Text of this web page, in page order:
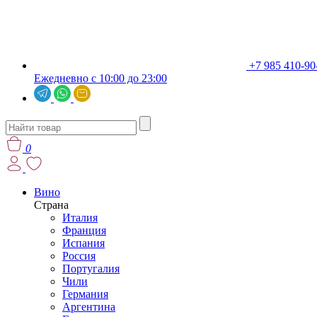
+7 985 410-
Ежедневно с 10:00 до 23:00
0
Вино
Страна
Италия
Франция
Испания
Россия
Португалия
Чили
Германия
Аргентина